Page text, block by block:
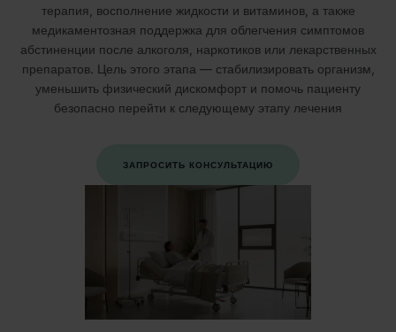
терапия, восполнение жидкости и витаминов, а также
медикаментозная поддержка для облегчения симптомов
абстиненции после алкоголя, наркотиков или лекарственных
препаратов. Цель этого этапа — стабилизировать организм,
уменьшить физический дискомфорт и помочь пациенту
безопасно перейти к следующему этапу лечения
ЗАПРОСИТЬ КОНСУЛЬТАЦИЮ